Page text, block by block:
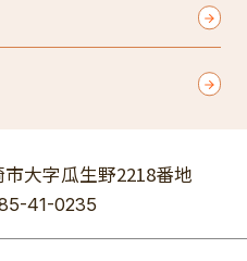
大字瓜生野2218番地
41-0235